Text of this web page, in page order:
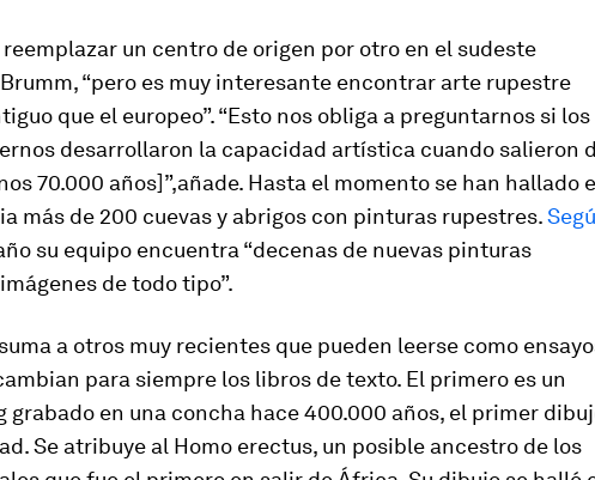
reemplazar un centro de origen por otro en el sudeste
“pero es muy interesante encontrar arte rupestre
que el europeo”. “Esto nos obliga a preguntarnos si los
desarrollaron la capacidad artística cuando salieron
70.000 años]”,añade. Hasta el momento se han hallado
más de 200 cuevas y abrigos con pinturas rupestres.
su equipo encuentra “decenas de nuevas pinturas
de todo tipo”.
a otros muy recientes que pueden leerse como
para siempre los libros de texto. El primero es un
grabado en una concha hace 400.000 años, el primer
Se atribuye al Homo erectus, un posible ancestro de los